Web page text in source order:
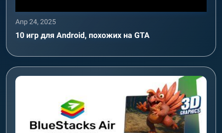
Апр 24, 2025
10 игр для Android, похожих на GTA